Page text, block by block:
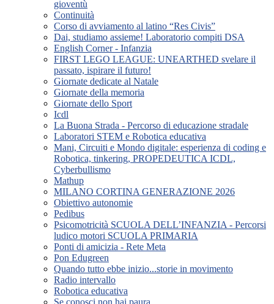
gioventù
Continuità
Corso di avviamento al latino “Res Civis”
Dai, studiamo assieme! Laboratorio compiti DSA
English Corner - Infanzia
FIRST LEGO LEAGUE: UNEARTHED svelare il
passato, ispirare il futuro!
Giornate dedicate al Natale
Giornate della memoria
Giornate dello Sport
Icdl
La Buona Strada - Percorso di educazione stradale
Laboratori STEM e Robotica educativa
Mani, Circuiti e Mondo digitale: esperienza di coding e
Robotica, tinkering, PROPEDEUTICA ICDL,
Cyberbullismo
Mathup
MILANO CORTINA GENERAZIONE 2026
Obiettivo autonomie
Pedibus
Psicomotricità SCUOLA DELL’INFANZIA - Percorsi
ludico motori SCUOLA PRIMARIA
Ponti di amicizia - Rete Meta
Pon Edugreen
Quando tutto ebbe inizio...storie in movimento
Radio intervallo
Robotica educativa